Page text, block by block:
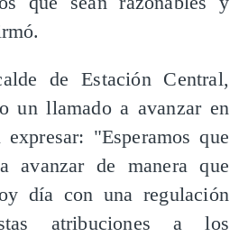
de Estación Central,
un llamado a avanzar en
"Esperamos que
avanzar de manera que
día con una regulación
atribuciones a los